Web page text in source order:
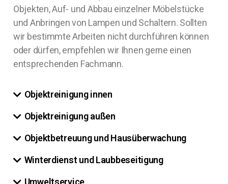
Objekten, Auf- und Abbau einzelner Möbelstücke
und Anbringen von Lampen und Schaltern. Sollten
wir bestimmte Arbeiten nicht durchführen können
oder dürfen, empfehlen wir Ihnen gerne einen
entsprechenden Fachmann.
Objektreinigung innen
Objektreinigung außen
Objektbetreuung und Hausüberwachung
Winterdienst und Laubbeseitigung
Umweltservice